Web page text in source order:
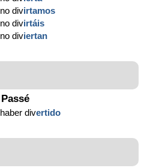
no divirtamos
no divirtáis
no diviertan
Passé
haber divertido